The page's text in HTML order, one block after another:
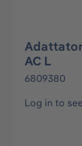
AC L
6809380
Log in to